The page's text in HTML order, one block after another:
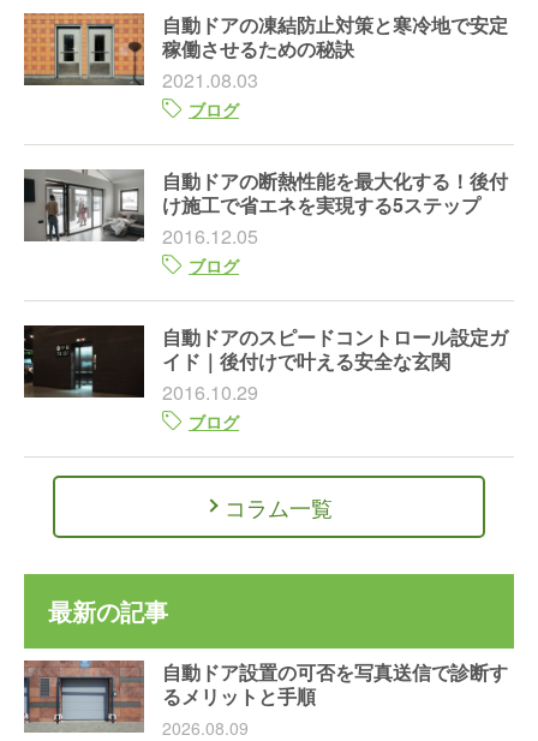
自動ドアの凍結防止対策と寒冷地で安定
稼働させるための秘訣
2021.08.03
ブログ
自動ドアの断熱性能を最大化する！後付
け施工で省エネを実現する5ステップ
2016.12.05
ブログ
自動ドアのスピードコントロール設定ガ
イド｜後付けで叶える安全な玄関
2016.10.29
ブログ
コラム一覧
最新の記事
自動ドア設置の可否を写真送信で診断す
るメリットと手順
2026.08.09